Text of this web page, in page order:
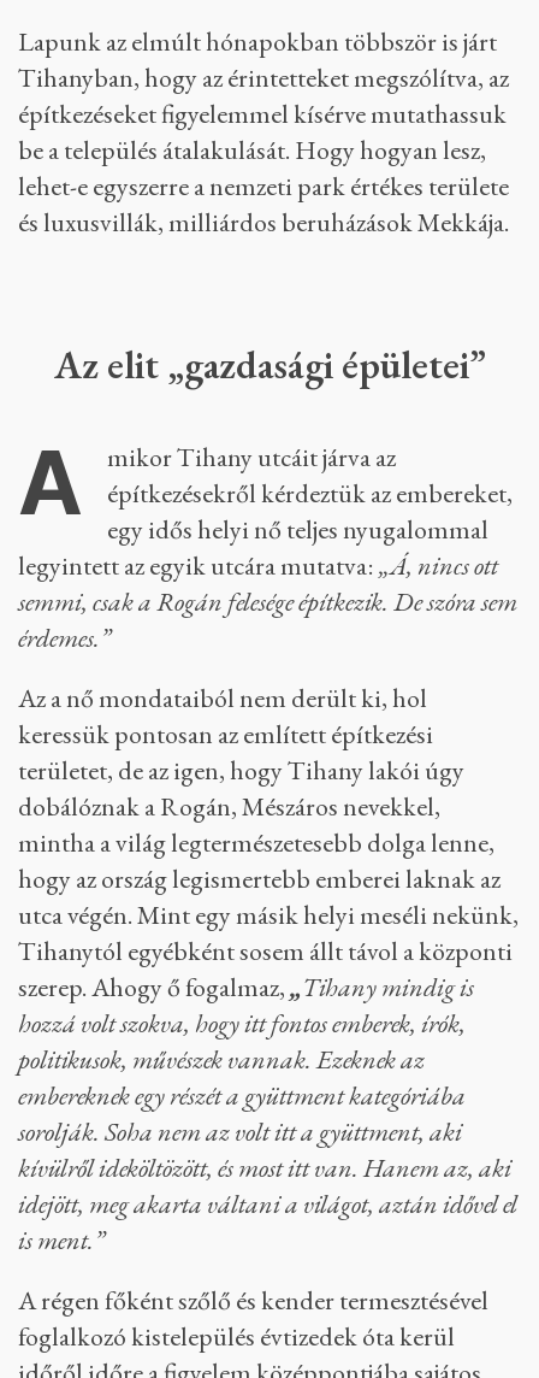
Lapunk az elmúlt hónapokban többször is járt
Tihanyban, hogy az érintetteket megszólítva, az
építkezéseket figyelemmel kísérve mutathassuk
be a település átalakulását. Hogy hogyan lesz,
lehet-e egyszerre a nemzeti park értékes területe
és luxusvillák, milliárdos beruházások Mekkája.
Az elit „gazdasági épületei”
A
mikor Tihany utcáit járva az
építkezésekről kérdeztük az embereket,
egy idős helyi nő teljes nyugalommal
legyintett az egyik utcára mutatva: „Á, nincs ott
semmi, csak a Rogán felesége építkezik. De szóra sem
érdemes.”
Az a nő mondataiból nem derült ki, hol
keressük pontosan az említett építkezési
területet, de az igen, hogy Tihany lakói úgy
dobálóznak a Rogán, Mészáros nevekkel,
mintha a világ legtermészetesebb dolga lenne,
hogy az ország legismertebb emberei laknak az
utca végén. Mint egy másik helyi meséli nekünk,
Tihanytól egyébként sosem állt távol a központi
szerep. Ahogy ő fogalmaz,„Tihany mindig is
hozzá volt szokva, hogy itt fontos emberek, írók,
politikusok, művészek vannak. Ezeknek az
embereknek egy részét a gyüttment kategóriába
sorolják. Soha nem az volt itt a gyüttment, aki
kívülről ideköltözött, és most itt van. Hanem az, aki
idejött, meg akarta váltani a világot, aztán idővel el
is ment.”
A régen főként szőlő és kender termesztésével
foglalkozó kistelepülés évtizedek óta kerül